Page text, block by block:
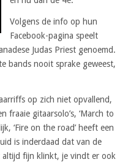
Volgens de info op hun
Facebook-pagina speelt
Judas Priest genoemd.
bands nooit sprake geweest,
op zich niet opvallend,
fraaie gitaarsolo’s, ‘March to
‘Fire on the road’ heeft een
is inderdaad dat van de
altijd fijn klinkt, je vindt er ook